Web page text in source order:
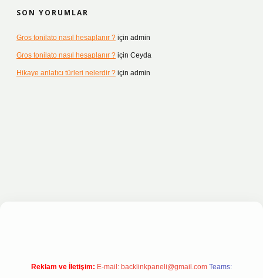
SON YORUMLAR
Gros tonilato nasıl hesaplanır ? için admin
Gros tonilato nasıl hesaplanır ? için Ceyda
Hikaye anlatıcı türleri nelerdir ? için admin
Reklam ve İletişim: E-mail: backlinkpaneli@gmail.com Teams: